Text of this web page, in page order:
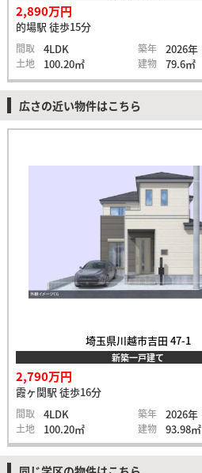
2,890万円
的場駅 徒歩15分
間取 4LDK 築年 2026年
土地 100.20㎡ 建物 79.6㎡
広さの近い物件はこちら
埼玉県川越市吉田 47-1
新築一戸建て
2,790万円
霞ヶ関駅 徒歩16分
間取 4LDK 築年 2026年
土地 100.20㎡ 建物 93.98㎡